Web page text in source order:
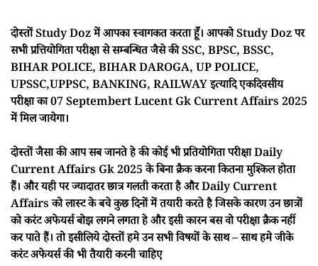
दोस्तों Study Doz में आपका स्वागकत करता हूँ। आपको Study Doz पर
सभी प्रत्तियोगिता परीक्षा से सम्बन्धित जैसे की SSC, BPSC, BSSC,
BIHAR POLICE, BIHAR DAROGA, UP POLICE,
UPSSC,UPPSC, BANKING, RAILWAY इत्यादि एकदिवसीय
परीक्षा का 07 Septembert Lucent Gk Current Affairs 2025
में मिल जायेगा।
दोस्तों जैसा की आप सब जानते हे की कोई भी प्रतियोगिता परीक्षा Daily
Current Affairs Gk 2025 के बिना क्रैक करना कितना मुश्किल होता
हैं। और यही पर ज्यादातर छात्र गलती करता है और Daily Current
Affairs को लास्ट के बचे कुछ दिनों में तयारी करते है जिसके कारण उन छात्रों
को करंट अफेयर्स बोझ लगने लगता हे और इसी कारन बस वो परीक्षा क्रैक नहीं
कर पाते हैं। तो इसीलिये दोस्तों हमे उन सभी विषयों के साथ – साथ हमे जीके
करंट अफेयर्स की भी तैयारी करनी चाहिए